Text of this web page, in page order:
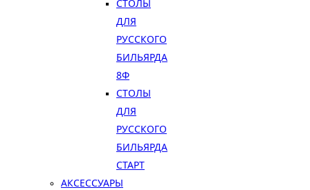
СТОЛЫ
ДЛЯ
РУССКОГО
БИЛЬЯРДА
8Ф
СТОЛЫ
ДЛЯ
РУССКОГО
БИЛЬЯРДА
СТАРТ
АКСЕССУАРЫ